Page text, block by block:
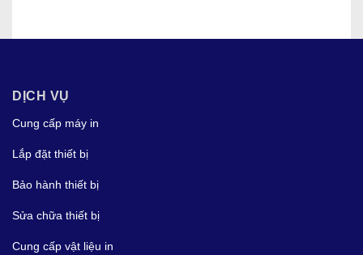
DỊCH VỤ
Cung cấp máy in
Lắp đặt thiết bị
Bảo hành thiết bị
Sửa chữa thiết bị
Cung cấp vật liệu in